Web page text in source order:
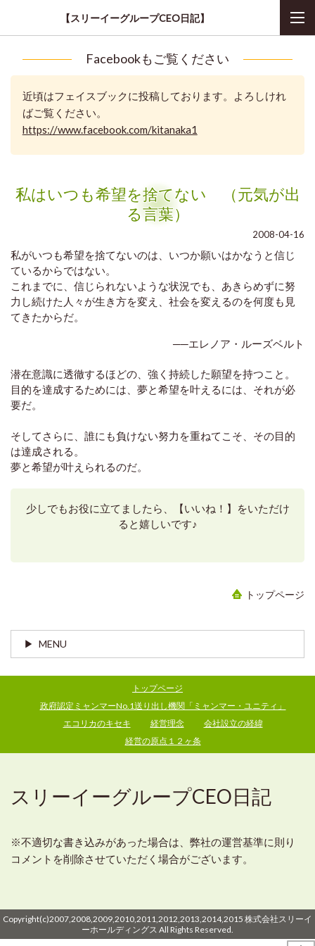
【スリーイーグループCEO日記】
Facebookもご覧ください
近頃はフェイスブックに投稿しております。よろしけれ
ばご覧ください。
https://www.facebook.com/kitanaka1
私はいつも希望を捨てない （元気が出
る言葉）
2008-04-16
私がいつも希望を捨てないのは、いつか願いはかなうと信じ
ているからではない。
これまでに、信じられないような状況でも、あきらめずに努
力し続けた人々が生き方を変え、社会を変えるのを何度も見
てきたからだ。
──エレノア・ルーズベルト
潜在意識に透徹するほどの、強く持続した願望を持つこと。
目的を達成するためには、夢と希望を叶えるには、それが必
要だ。
そしてさらに、誰にも負けない努力を重ねてこそ、その目的
は達成される。
夢と希望が叶えられるのだ。
少しでもお役に立てましたら、【いいね！】をいただけ
ると嬉しいです♪
トップページ
MENU
トップページ
政府認定ミャンマーNo.1送り出し機関「ミャンマー・ユニティ」
エコリカのキセキ
経営理念
会社設立の経緯
経営の原点１２ヶ条
スリーイーグループCEO日記
※不適切な書き込みがあった場合は、弊社の運営基準に則り
コメントを削除させていただく場合がございます。
Copyright(c)2007,2008,2009,2010,2011,2012,2013,2014,2015 株式会社スリーイ
ーホールディングス All Rights Reserved.